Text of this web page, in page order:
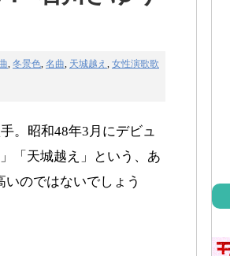
, 冬景色, 名曲, 天城越え , 女性演歌歌
。昭和48年3月にデビュ
「天城越え」という、あ
のではないでしょう